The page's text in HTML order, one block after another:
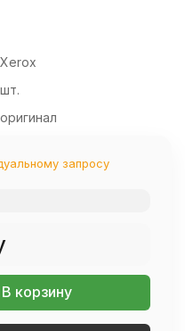
Xerox
шт.
оригинал
запросу
В корзину